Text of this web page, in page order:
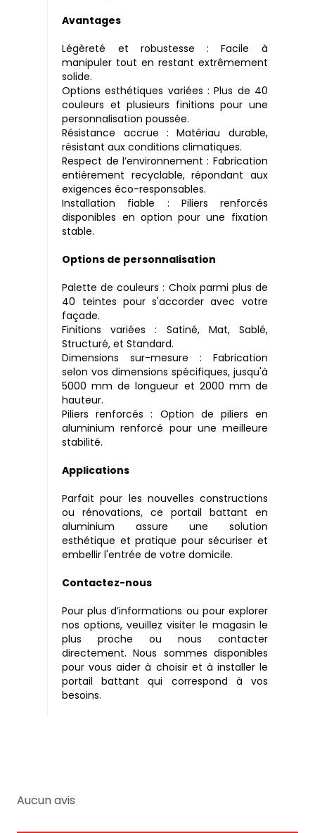
Avantages
Légèreté et robustesse : Facile à
manipuler tout en restant extrêmement
solide.
Options esthétiques variées : Plus de 40
couleurs et plusieurs finitions pour une
personnalisation poussée.
Résistance accrue : Matériau durable,
résistant aux conditions climatiques.
Respect de l’environnement : Fabrication
entièrement recyclable, répondant aux
exigences éco-responsables.
Installation fiable : Piliers renforcés
disponibles en option pour une fixation
stable.
Options de personnalisation
Palette de couleurs : Choix parmi plus de
40 teintes pour s'accorder avec votre
façade.
Finitions variées : Satiné, Mat, Sablé,
Structuré, et Standard.
Dimensions sur-mesure : Fabrication
selon vos dimensions spécifiques, jusqu'à
5000 mm de longueur et 2000 mm de
hauteur.
Piliers renforcés : Option de piliers en
aluminium renforcé pour une meilleure
stabilité.
Applications
Parfait pour les nouvelles constructions
ou rénovations, ce portail battant en
aluminium assure une solution
esthétique et pratique pour sécuriser et
embellir l'entrée de votre domicile.
Contactez-nous
Pour plus d’informations ou pour explorer
nos options, veuillez visiter le magasin le
plus proche ou nous contacter
directement. Nous sommes disponibles
pour vous aider à choisir et à installer le
portail battant qui correspond à vos
besoins.
Aucun avis